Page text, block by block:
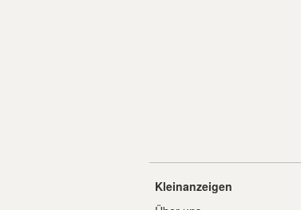
Kleinanzeigen